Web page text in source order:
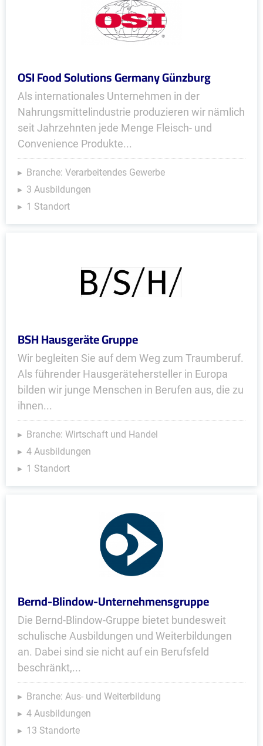
OSI Food Solutions Germany Günzburg
Als internationales Unternehmen in der
Nahrungsmittelindustrie produzieren wir nämlich
seit Jahrzehnten jede Menge Fleisch- und
Convenience Produkte...
Branche: Verarbeitendes Gewerbe
3 Ausbildungen
1 Standort
BSH Hausgeräte Gruppe
Wir begleiten Sie auf dem Weg zum Traumberuf.
Als führender Hausgerätehersteller in Europa
bilden wir junge Menschen in Berufen aus, die zu
ihnen...
Branche: Wirtschaft und Handel
4 Ausbildungen
1 Standort
Bernd-Blindow-Unternehmensgruppe
Die Bernd-Blindow-Gruppe bietet bundesweit
schulische Ausbildungen und Weiterbildungen
an. Dabei sind sie nicht auf ein Berufsfeld
beschränkt,...
Branche: Aus- und Weiterbildung
4 Ausbildungen
13 Standorte